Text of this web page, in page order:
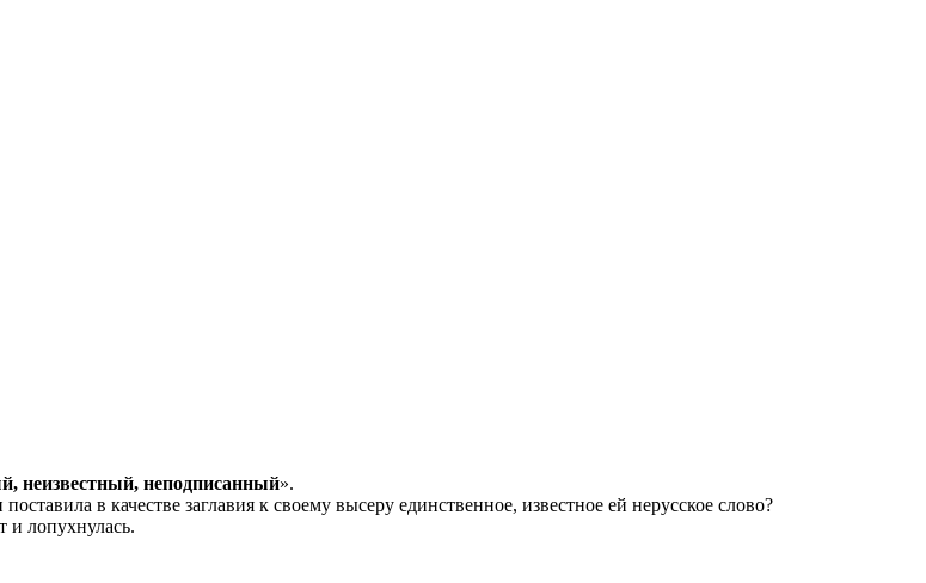
неизвестный, неподписанный».
в качестве заглавия к своему высеру единственное, известное ей нерусское слово?
и лопухнулась.